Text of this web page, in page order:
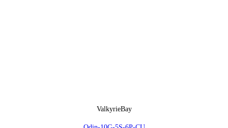
ValkyrieBay